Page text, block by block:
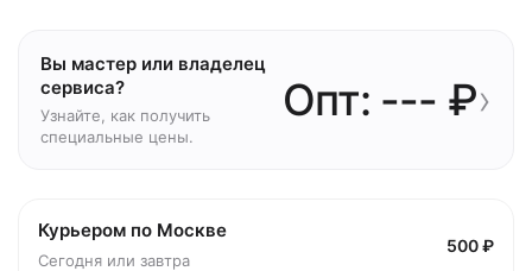
Вы мастер или владелец
сервиса?
Узнайте, как получить
специальные цены.
Опт: --- ₽›
Курьером по Москве
Сегодня или завтра
500 ₽